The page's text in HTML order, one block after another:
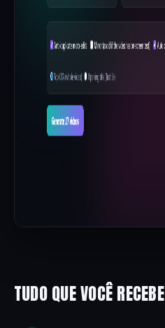
TUDO QUE VOCÊ RECEBE